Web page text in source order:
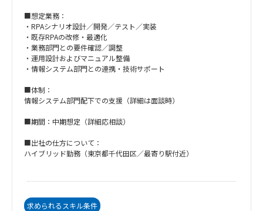
■想定業務：
・RPAシナリオ設計／開発／テスト／実装
・既存RPAの改修・最適化
・業務部門との要件確認／調整
・運用設計およびマニュアル整備
・情報システム部門との連携・技術サポート
■体制：
情報システム部門配下での支援（詳細は面談時）
■期間：中期想定（詳細応相談）
■出社の仕方について：
ハイブリッド勤務（東京都千代田区／最寄り駅付近）
求められるスキル条件